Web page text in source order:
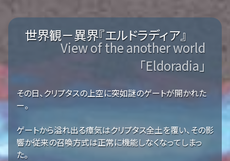
世界観－異界『エルドラディア』
View of the another world
「Eldoradia」
その日、クリプタスの上空に突如謎のゲートが開かれた
ー。
ゲートから溢れ出る瘴気はクリプタス全土を覆い、その影
響か従来の召喚方式は正常に機能しなくなってしまっ
た。